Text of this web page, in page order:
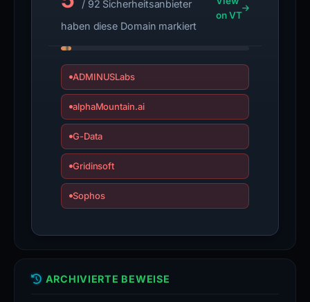
/ 92 Sicherheitsanbieter
haben diese Domain markiert
on VT
ADMINUSLabs
alphaMountain.ai
G-Data
Gridinsoft
Sophos
ARCHIVIERTE BEWEISE